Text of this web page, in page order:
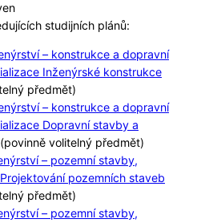
studijních plánů:
– konstrukce a dopravní
Inženýrské konstrukce
předmět)
– konstrukce a dopravní
Dopravní stavby a
(povinně volitelný předmět)
– pozemní stavby,
pozemních staveb
předmět)
– pozemní stavby,